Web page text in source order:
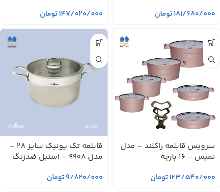
۱۸۱/۶۸۰/۰۰۰تومان ۱۴۷/۰۲۰/۰۰۰تومان
سرویس قابلمه راکلند – مدل
تمیس – 16 پارچه
۱۲۳/۵۴۰/۰۰۰تومان
قابلمه تک یونیک سایز 28 –
مدل 9908 – استیل ضدزنگ
۹/۸۲۰/۰۰۰تومان